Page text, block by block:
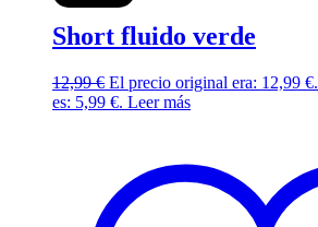
Short fluido verde
12,99€ El precio original era: 12,99 €.
es: 5,99 €. Leer más